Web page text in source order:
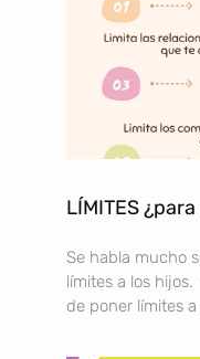
LÍMITES
Se habla mucho
límites a los
de poner límites